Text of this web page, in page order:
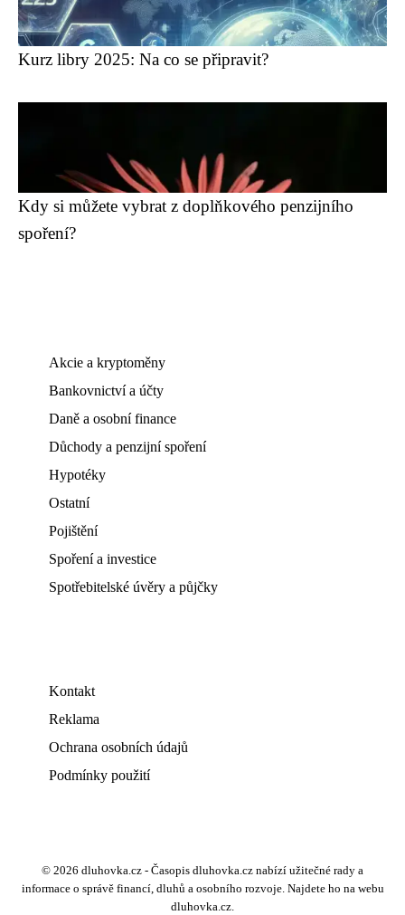
Kurz libry 2025: Na co se připravit?
Kdy si můžete vybrat z doplňkového penzijního
spoření?
Akcie a kryptoměny
Bankovnictví a účty
Daně a osobní finance
Důchody a penzijní spoření
Hypotéky
Ostatní
Pojištění
Spoření a investice
Spotřebitelské úvěry a půjčky
Kontakt
Reklama
Ochrana osobních údajů
Podmínky použití
© 2026 dluhovka.cz - Časopis dluhovka.cz nabízí užitečné rady a
informace o správě financí, dluhů a osobního rozvoje. Najdete ho na webu
dluhovka.cz.